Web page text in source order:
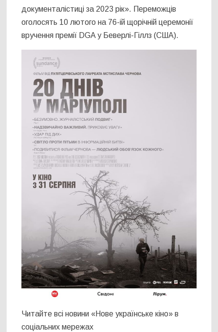
документалістиці за 2023 рік». Переможців
оголосять 10 лютого на 76-ій щорічній церемонії
вручення премії DGA у Беверлі-Гіллз (США).
Читайте всі новини «Нове українське кіно» в
соціальних мережах